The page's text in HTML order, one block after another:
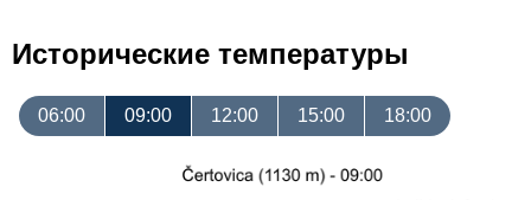
Исторические температуры
06:00 09:00 12:00 15:00 18:00